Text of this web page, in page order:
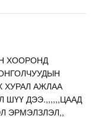
ХООРОНД
ХУРАЛ АЖЛАА
ШҮҮ ДЭЭ.,,,,,,ЦААД
ЭРМЭЛЗЛЭЛ,,